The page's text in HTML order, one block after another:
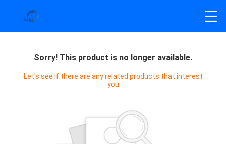
Sorry! This product is no longer available.
Let's see if there are any related products that interest
you